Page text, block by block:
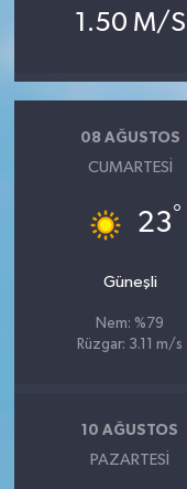
1.50 M/S
08 AĞUSTOS
CUMARTESI
23°
Güneşli
Nem: %79
Rüzgar: 3.11 m/s
10 AĞUSTOS
PAZARTESI